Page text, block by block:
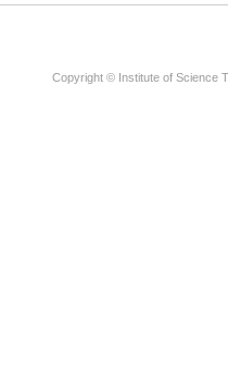
Copyright © Institute of Science